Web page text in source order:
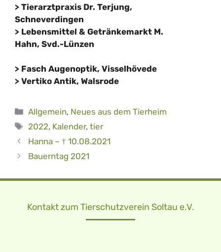
> Tierarztpraxis Dr. Terjung,
Schneverdingen
> Lebensmittel & Getränkemarkt M.
Hahn, Svd.-Lünzen
> Fasch Augenoptik, Visselhövede
> Vertiko Antik, Walsrode
Kategorien
Allgemein, Neues aus dem Tierheim
Schlagwörter
2022, Kalender,tier
Hanna – † 10.08.2021
Bauerntag 2021
Kontakt zum Tierschutzverein Soltau e.V.